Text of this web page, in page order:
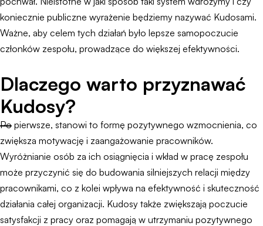
koniecznie publiczne wyrażenie będziemy nazywać Kudosami.
Ważne, aby celem tych działań było lepsze samopoczucie
członków zespołu, prowadzące do większej efektywności.
Dlaczego warto przyznawać
Kudosy?
Po pierwsze, stanowi to formę pozytywnego wzmocnienia, co
zwiększa motywację i zaangażowanie pracowników.
Wyróżnianie osób za ich osiągnięcia i wkład w pracę zespołu
może przyczynić się do budowania silniejszych relacji między
pracownikami, co z kolei wpływa na efektywność i skuteczność
działania całej organizacji. Kudosy także zwiększają poczucie
satysfakcji z pracy oraz pomagają w utrzymaniu pozytywnego